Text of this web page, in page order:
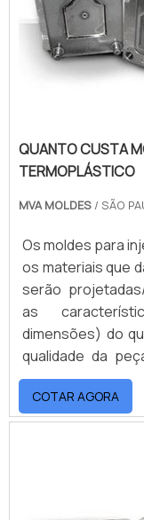
QUANTO CUSTA
TERMOPLÁSTICO
MVA MOLDES / SÃO
Os moldes para
os materiais que
serão
as
dimensões) do
qualidade da
qualidade de
importante
COTAR AGORA